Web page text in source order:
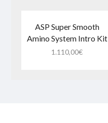
ASP Super Smooth
Amino System Intro Kit
1.110,00€